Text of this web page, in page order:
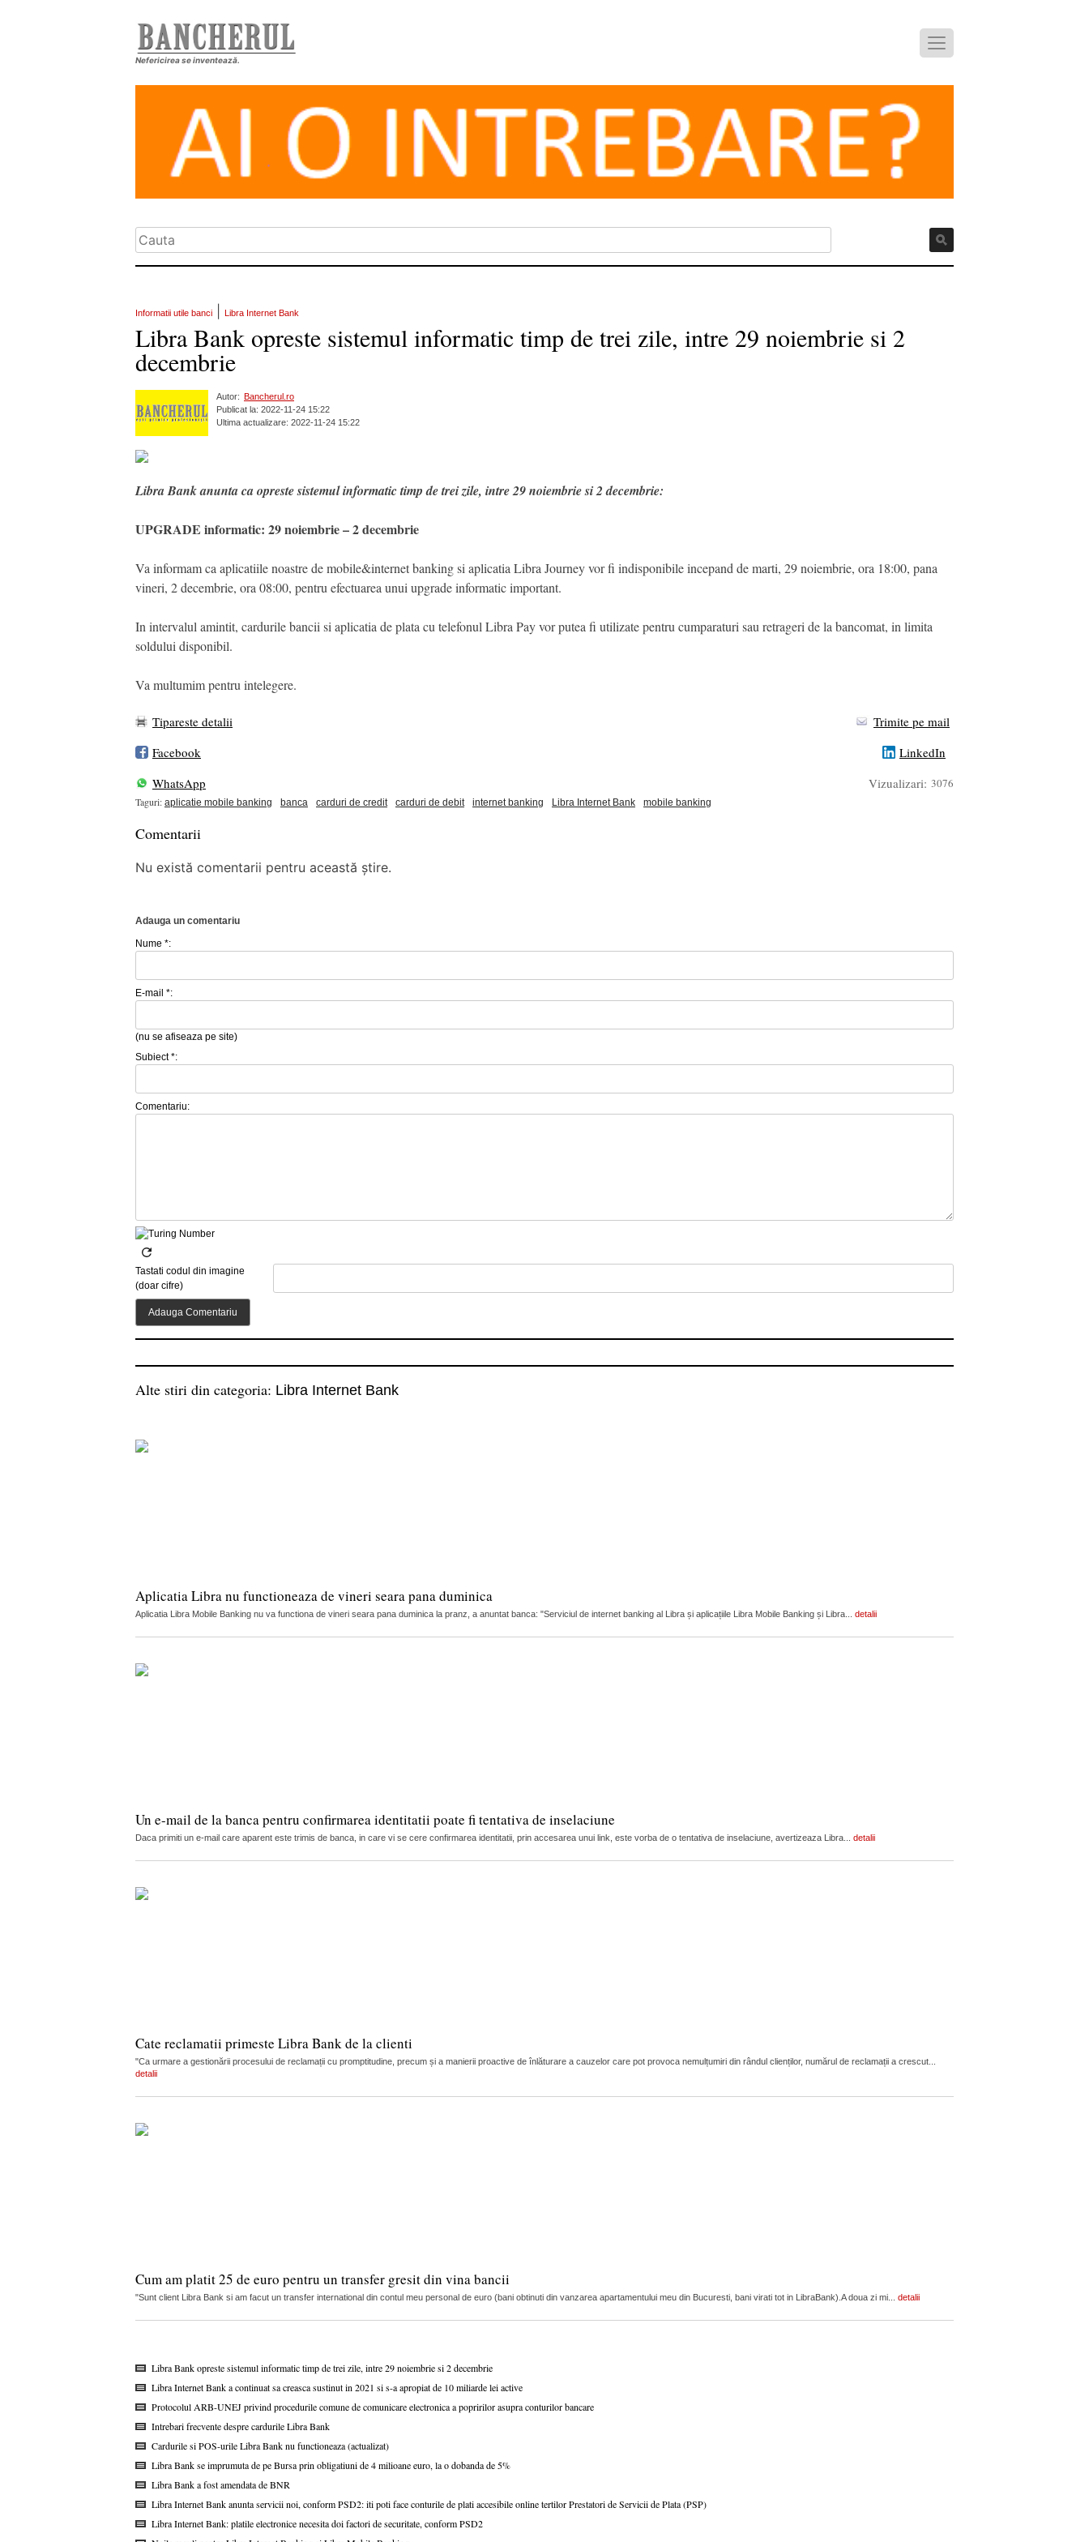
Nefericirea se inventează.
Informatii utile banci Libra Internet Bank
Libra Bank opreste sistemul informatic timp de trei zile, intre 29 noiembrie si 2
decembrie
Autor:
Bancherul.ro
Publicat la: 2022-11-24 15:22
Ultima actualizare: 2022-11-24 15:22
Libra Bank anunta ca opreste sistemul informatic timp de trei zile, intre 29 noiembrie si 2 decembrie:
UPGRADE informatic: 29 noiembrie – 2 decembrie
Va informam ca aplicatiile noastre de mobile&internet banking si aplicatia Libra Journey vor fi indisponibile incepand de marti, 29 noiembrie, ora 18:00, pana
vineri, 2 decembrie, ora 08:00, pentru efectuarea unui upgrade informatic important.
In intervalul amintit, cardurile bancii si aplicatia de plata cu telefonul Libra Pay vor putea fi utilizate pentru cumparaturi sau retrageri de la bancomat, in limita
soldului disponibil.
Va multumim pentru intelegere.
Tipareste detalii
Trimite pe mail
Facebook
LinkedIn
WhatsApp
Vizualizari: 3076
Taguri: aplicatie mobile banking banca carduri de credit carduri de debit internet banking Libra Internet Bank mobile banking
Comentarii
Nu există comentarii pentru această știre.
Adauga un comentariu
Nume *:
E-mail *:
(nu se afiseaza pe site)
Subiect *:
Comentariu:
Tastati codul din imagine
(doar cifre)
Alte stiri din categoria: Libra Internet Bank
Aplicatia Libra nu functioneaza de vineri seara pana duminica
Aplicatia Libra Mobile Banking nu va functiona de vineri seara pana duminica la pranz, a anuntat banca: "Serviciul de internet banking al Libra și aplicațiile Libra Mobile Banking și Libra... detalii
Un e-mail de la banca pentru confirmarea identitatii poate fi tentativa de inselaciune
Daca primiti un e-mail care aparent este trimis de banca, in care vi se cere confirmarea identitatii, prin accesarea unui link, este vorba de o tentativa de inselaciune, avertizeaza Libra... detalii
Cate reclamatii primeste Libra Bank de la clienti
"Ca urmare a gestionării procesului de reclamații cu promptitudine, precum și a manierii proactive de înlăturare a cauzelor care pot provoca nemulțumiri din rândul clienților, numărul de reclamații a crescut...
detalii
Cum am platit 25 de euro pentru un transfer gresit din vina bancii
"Sunt client Libra Bank si am facut un transfer international din contul meu personal de euro (bani obtinuti din vanzarea apartamentului meu din Bucuresti, bani virati tot in LibraBank).A doua zi mi... detalii
Libra Bank opreste sistemul informatic timp de trei zile, intre 29 noiembrie si 2 decembrie
Libra Internet Bank a continuat sa creasca sustinut in 2021 si s-a apropiat de 10 miliarde lei active
Protocolul ARB-UNEJ privind procedurile comune de comunicare electronica a popririlor asupra conturilor bancare
Intrebari frecvente despre cardurile Libra Bank
Cardurile si POS-urile Libra Bank nu functioneaza (actualizat)
Libra Bank se imprumuta de pe Bursa prin obligatiuni de 4 milioane euro, la o dobanda de 5%
Libra Bank a fost amendata de BNR
Libra Internet Bank anunta servicii noi, conform PSD2: iti poti face conturile de plati accesibile online tertilor Prestatori de Servicii de Plata (PSP)
Libra Internet Bank: platile electronice necesita doi factori de securitate, conform PSD2